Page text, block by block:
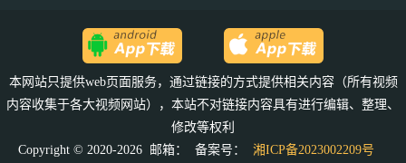
本网站只提供web页面服务，通过链接的方式提供相关内容（所有视频
内容收集于各大视频网站），本站不对链接内容具有进行编辑、整理、
修改等权利
Copyright © 2020-2026 邮箱：
备案号： 湘ICP备2023002209号